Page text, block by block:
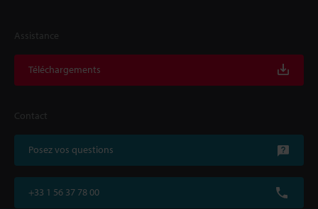
Assistance
Téléchargements
Contact
Posez vos questions
+33 1 56 37 78 00